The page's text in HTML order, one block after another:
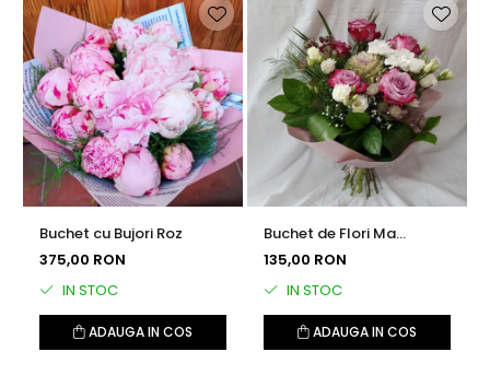
Buchet cu Bujori Roz
375,00 RON
IN STOC
ADAUGA IN COS
Buchet de Flori Ma
Gandesc la Tine
135,00 RON
IN STOC
ADAUGA IN COS